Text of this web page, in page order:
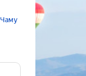
Чаму